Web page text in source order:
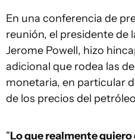
En una conferencia de
reunión, el presidente de
Jerome Powell, hizo
adicional que rodea las
monetaria, en particular
de los precios del
"Lo que realmente